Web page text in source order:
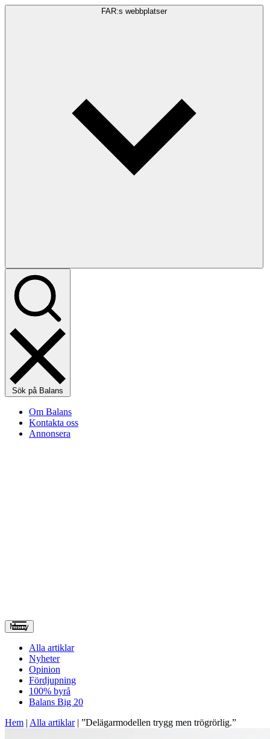
FAR:s webbplatser
Sök på Balans
Om Balans
Kontakta oss
Annonsera
Meny
Alla artiklar
Nyheter
Opinion
Fördjupning
100% byrå
Balans Big 20
Hem | Alla artiklar| ”Delägarmodellen trygg men trögrörlig.”